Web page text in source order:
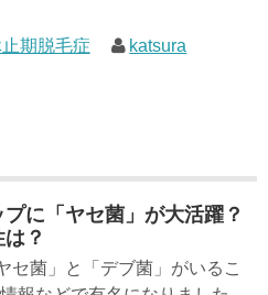
期脱毛症 katsura
に「ヤセ菌」が大活躍？
？
セ菌」と「デブ菌」がいるこ